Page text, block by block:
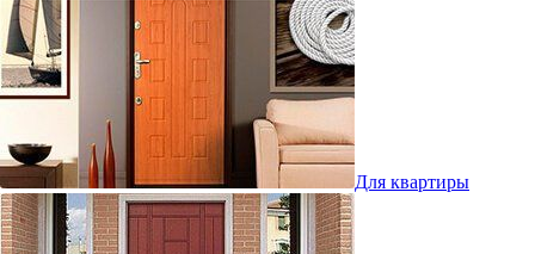
Для квартиры